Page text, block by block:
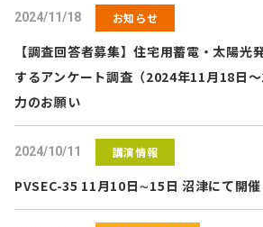
2024/11/18 お知らせ
【調査回答者募集】住宅用蓄電・太陽光
するアンケート調査（2024年11月18日
力のお願い
2024/10/11 講演情報
PVSEC-35 11月10日∼15日 沼津にて開催